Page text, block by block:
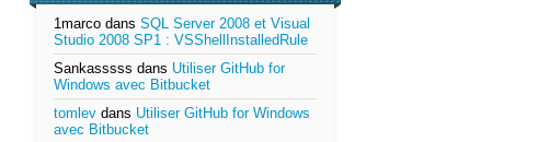
1marco dans SQL Server 2008 et Visual
Studio 2008 SP1 : VSShellInstalledRule
Sankasssss dans Utiliser GitHub for
Windows avec Bitbucket
tomlev dans Utiliser GitHub for Windows
avec Bitbucket